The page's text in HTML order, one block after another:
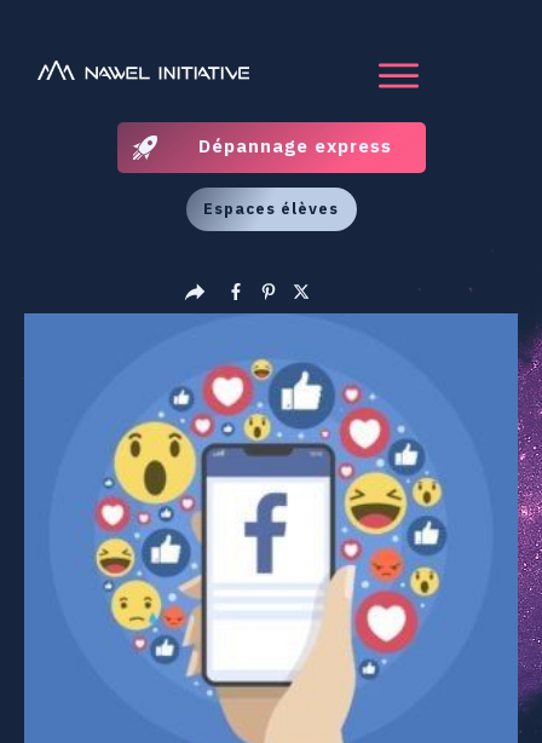
Dépannage express
Espaces élèves